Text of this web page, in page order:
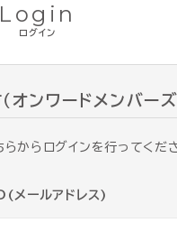
ログイン
Login
オンワードメンバーズ
からログインを行ってくだ
メールアドレス)